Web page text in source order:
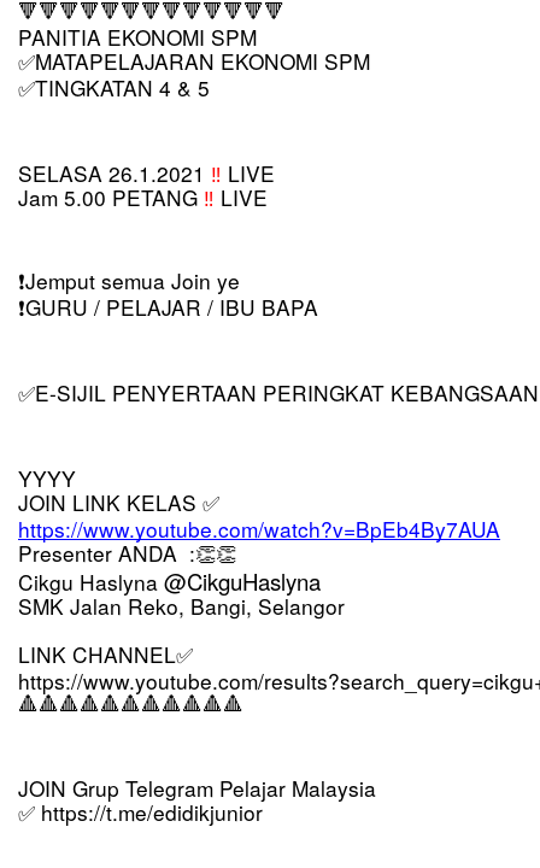
🔻🔻🔻🔻🔻🔻🔻🔻🔻🔻🔻🔻🔻
PANITIA EKONOMI SPM
✅MATAPELAJARAN EKONOMI SPM
✅TINGKATAN 4 & 5
SELASA 26.1.2021 ‼️ LIVE
Jam 5.00 PETANG ‼️ LIVE
❗️Jemput semua Join ye
❗️GURU / PELAJAR / IBU BAPA
✅E-SIJIL PENYERTAAN PERINGKAT
YYYY
JOIN LINK KELAS ✅
https://www.youtube.com/watch?v=BpEb4By7AUA
Presenter ANDA  :👏👏
Cikgu Haslyna @CikguHaslyna
SMK Jalan Reko, Bangi, Selangor
LINK CHANNEL✅
https://www.youtube.com/
🔺🔺🔺🔺🔺🔺🔺🔺🔺🔺🔺
JOIN Grup Telegram Pelajar Malaysia
✅ https://t.me/edidikjunior